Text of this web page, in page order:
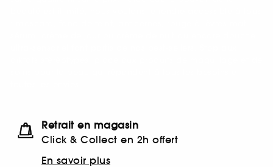
Retrait en magasin
Click & Collect en 2h offert
En savoir plus